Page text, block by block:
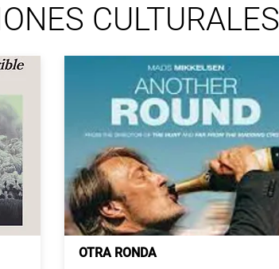
CULTURALES
OTRA RONDA